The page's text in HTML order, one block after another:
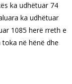
ka udhëtuar 74
ka udhëtuar
1085 herë rreth e
në hënë dhe